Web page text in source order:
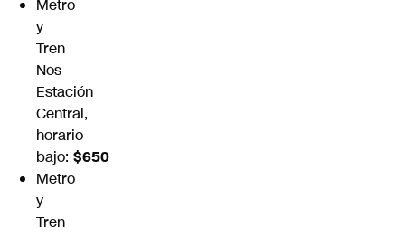
Metro
y
Tren
Nos-
Estación
Central,
horario
bajo: $650
Metro
y
Tren